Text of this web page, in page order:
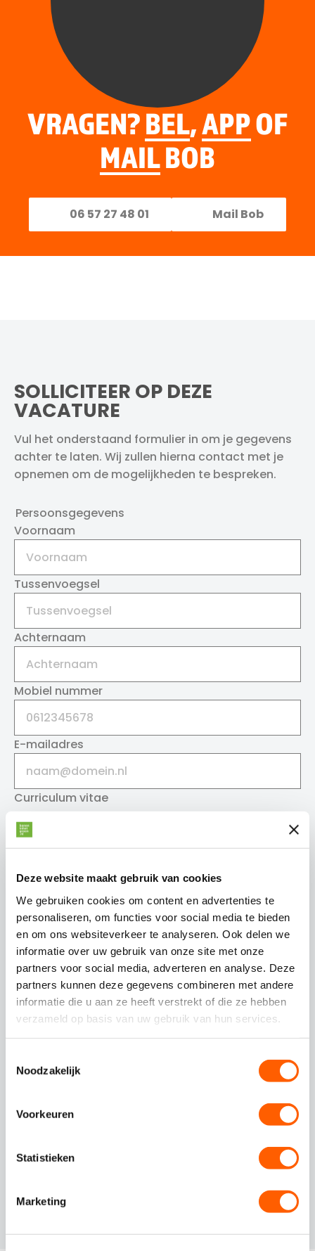
Deze website maakt gebruik van cookies
We gebruiken cookies om content en advertenties te
personaliseren, om functies voor social media te bieden
en om ons websiteverkeer te analyseren. Ook delen we
informatie over uw gebruik van onze site met onze
partners voor social media, adverteren en analyse. Deze
partners kunnen deze gegevens combineren met andere
informatie die u aan ze heeft verstrekt of die ze hebben
verzameld op basis van uw gebruik van hun services.
Noodzakelijk
Voorkeuren
Statistieken
Marketing
VRAGEN?BEL,APPOF
MAILBOB
06 57 27 48 01 Mail Bob
SOLLICITEER OP DEZE
VACATURE
Vul het onderstaand formulier in om je gegevens
achter te laten. Wij zullen hierna contact met je
opnemen om de mogelijkheden te bespreken.
Persoonsgegevens
Voornaam
Tussenvoegsel
Achternaam
Mobiel nummer
E-mailadres
Curriculum vitae
Geen bestand geselecteerd
Selecteer een bestand
Motivatie
Controleren en versturen
Wij gaan zorgvuldig om met je
persoonsgegevens. Bij het aanmaken van een
account ga je akkoord met onze
Ik ga akkoord dat mijn persoonsgegevens
sollicitatie.